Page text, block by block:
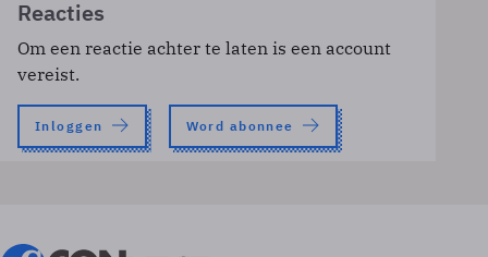
Reacties
Om een reactie achter te laten is een account
vereist.
Inloggen Word abonnee